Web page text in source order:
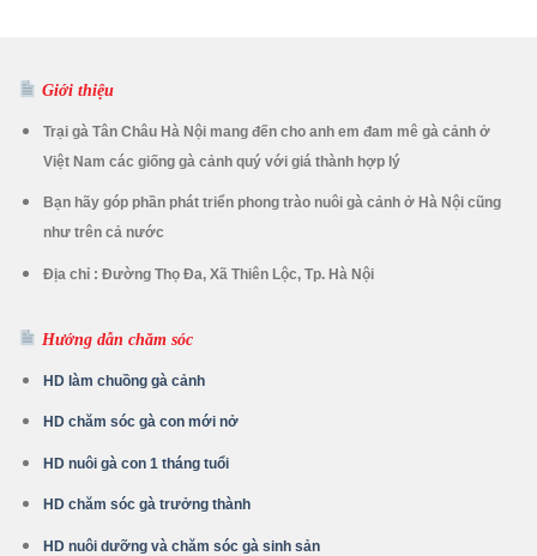
Giới thiệu
Trại gà Tân Châu Hà Nội mang đến cho anh em đam mê gà cảnh ở
Việt Nam các giống gà cảnh quý với giá thành hợp lý
Bạn hãy góp phần phát triển phong trào nuôi gà cảnh ở Hà Nội cũng
như trên cả nước
Địa chỉ : Đường Thọ Đa, Xã Thiên Lộc, Tp. Hà Nội
Hướng dẫn chăm sóc
HD làm chuồng gà cảnh
HD chăm sóc gà con mới nở
HD nuôi gà con 1 tháng tuổi
HD chăm sóc gà trưởng thành
HD nuôi dưỡng và chăm sóc gà sinh sản